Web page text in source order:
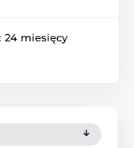
24 miesięcy